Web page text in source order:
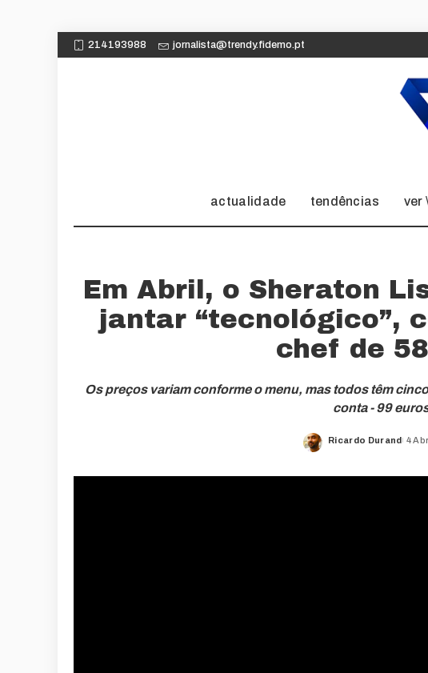
214193988 jornalista@trendy.fidemo.pt
actualidade tendências ver
Em Abril, o Sheraton
jantar “tecnológico”,
chef de
Os preços variam conforme o menu, mas todos têm
conta - 99
Posted
Ricardo Durand 4